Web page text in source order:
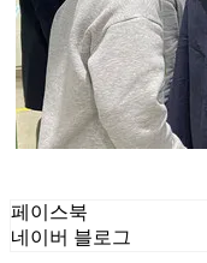
페이스북
네이버 블로그